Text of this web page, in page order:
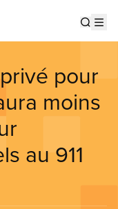
pour
moins
au 911